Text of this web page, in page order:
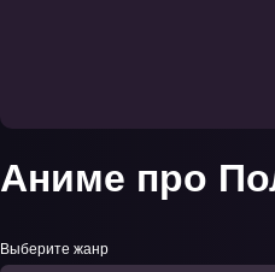
Аниме про
Выберите жанр